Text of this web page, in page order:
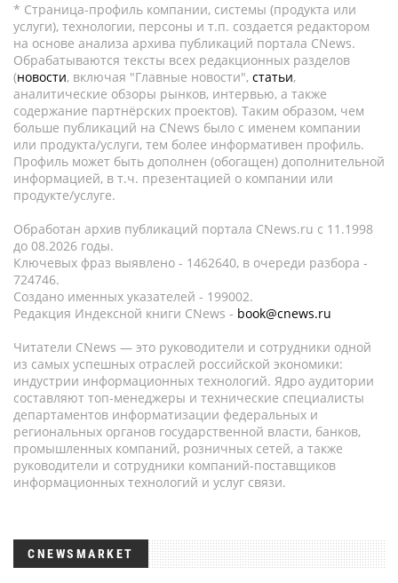
* Страница-профиль компании, системы (продукта или
услуги), технологии, персоны и т.п. создается редактором
на основе анализа архива публикаций портала CNews.
Обрабатываются тексты всех редакционных разделов
(новости, включая "Главные новости", статьи,
аналитические обзоры рынков, интервью, а также
содержание партнёрских проектов). Таким образом, чем
больше публикаций на CNews было с именем компании
или продукта/услуги, тем более информативен профиль.
Профиль может быть дополнен (обогащен) дополнительной
информацией, в т.ч. презентацией о компании или
продукте/услуге.
Обработан архив публикаций портала CNews.ru c 11.1998
до 08.2026 годы.
Ключевых фраз выявлено - 1462640, в очереди разбора -
724746.
Создано именных указателей - 199002.
Редакция Индексной книги CNews - book@cnews.ru
Читатели CNews — это руководители и сотрудники одной
из самых успешных отраслей российской экономики:
индустрии информационных технологий. Ядро аудитории
составляют топ-менеджеры и технические специалисты
департаментов информатизации федеральных и
региональных органов государственной власти, банков,
промышленных компаний, розничных сетей, а также
руководители и сотрудники компаний-поставщиков
информационных технологий и услуг связи.
CNEWSMARKET